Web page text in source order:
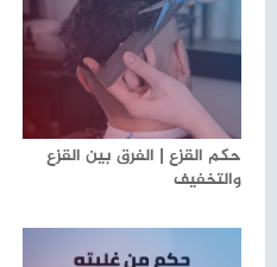
حكم القزع | الفرق بين القزع
والتخفيف